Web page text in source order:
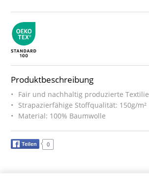
Produktbeschreibung
Fair und nachhaltig produzierte Textilie
Strapazierfähige Stoffqualität: 150g/m²
Material: 100% Baumwolle
Teilen 0